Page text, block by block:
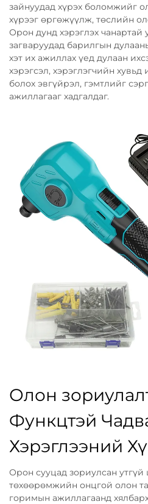
зайнуудад хүрэх боломжийг
хүрээг өргөжүүлж, төслийн
Орон дунд хэрэглэх чанартай
загваруудад барилгын
хэт их ажиллах үед дулаан
хэрэгсэл, хэрэглэгчийн хувьд
болох эвгүйрэл, гэмтлийг
ажиллагааг хадгалдаг.
Олон
Функцтэй
Хэрэглээний
Орон сууцад зориулсан утгүй
төхөөрөмжийн онцгой олон
горимын ажиллагаанд